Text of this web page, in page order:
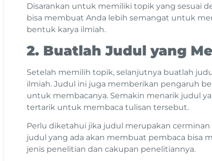
Disarankan untuk memiliki topik yang sesuai
bisa membuat Anda lebih semangat untuk
bentuk karya ilmiah.
2. Buatlah Judul yang
Setelah memilih topik, selanjutnya buatlah
ilmiah. Judul ini juga memberikan pengaruh
untuk membacanya. Semakin menarik judul
tertarik untuk membaca tulisan tersebut.
Perlu diketahui jika judul merupakan cerminan
judul yang ada akan membuat pembaca bisa
jenis penelitian dan cakupan penelitiannya.